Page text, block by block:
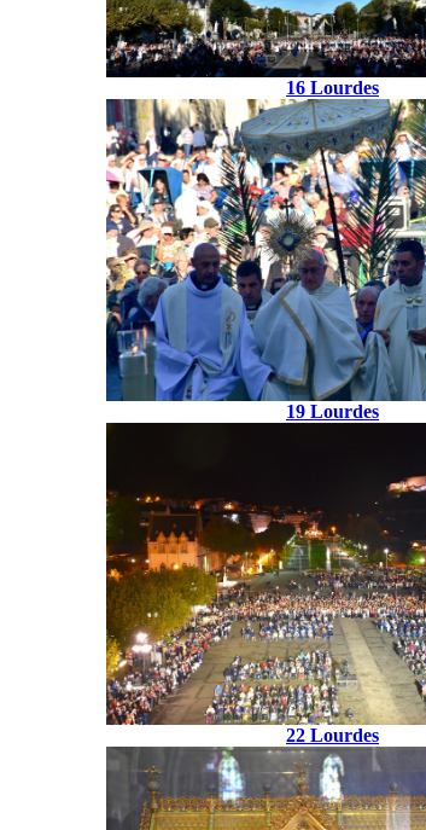
16 Lourdes
19 Lourdes
22 Lourdes